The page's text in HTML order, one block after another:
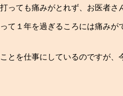
っても痛みがとれず、お医者
て１年を過ぎるころには痛みが
とを仕事にしているのですが